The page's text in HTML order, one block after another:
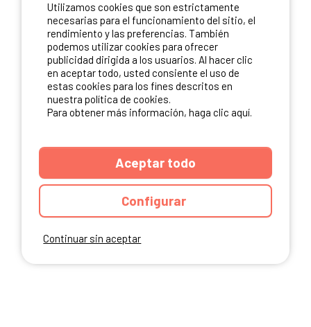
NUESTROS PARTNERS
Continuar sin aceptar
Utilizamos cookies que son estrictamente
necesarias para el funcionamiento del sitio, el
rendimiento y las preferencias. También
podemos utilizar cookies para ofrecer
publicidad dirigida a los usuarios. Al hacer clic
en aceptar todo, usted consiente el uso de
estas cookies para los fines descritos en
nuestra política de cookies.
Para obtener más información, haga clic aquí.
Aceptar todo
Configurar